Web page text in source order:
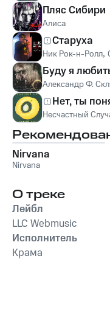
Пляс Сибири
Алиса
Старуха
Ник Рок-н-Ролл,
Буду я
Александр Ф.
Нет, ты
Несчастный
Nirvana
Nirvana
О треке
Лейбл
LLC Webmusic
Исполнитель
Крама